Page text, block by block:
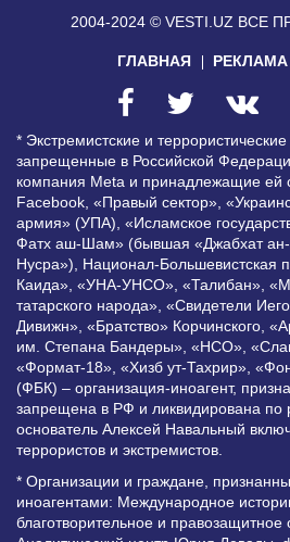
2004-2024 © VESTI.UZ ВСЕ
ГЛАВНАЯ
* Экстремистские и террористические
запрещенные в Российской
компания Meta и принадлежащие ей
Facebook, «Правый сектор»,
армия» (УПА), «Исламское
Фатх аш-Шам» (бывшая «Джабхат ан-
Нусра»), Национал-Большевистская
Каида», «УНА-УНСО», «Талибан»,
татарского народа», «Свидетели
Дивижн», «Братство» Корчинского,
им. Степана Бандеры», «НСО»,
«Формат-18», «Хизб ут-Тахрир»,
(ФБК) – организация-иноагент,
запрещена в РФ и ликвидирована
основатель Алексей Навальный
террористов и экстремистов.
* Организации и граждане,
иноагентами: Международное
благотворительное и